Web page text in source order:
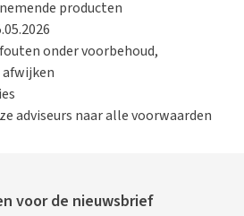
producten
onder voorbehoud,
adviseurs naar alle voorwaarden
voor de nieuwsbrief